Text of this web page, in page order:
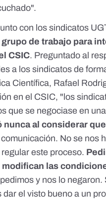
con los sindicatos
de trabajo para
CSIC. Preguntado al
a los sindicatos de
Científica, Rafael
en el CSIC, "los
que se negociase en
nunca al considerar
No se nos
este proceso.
modifican las
y nos lo
el visto bueno a un